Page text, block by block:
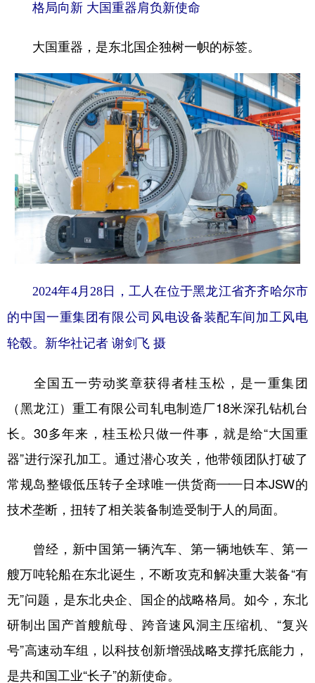
格局向新 大国重器肩负新使命
大国重器，是东北国企独树一帜的标签。
2024年4月28日，工人在位于黑龙江省齐齐哈尔市
的中国一重集团有限公司风电设备装配车间加工风电
轮毂。新华社记者 谢剑飞 摄
全国五一劳动奖章获得者桂玉松，是一重集团
（黑龙江）重工有限公司轧电制造厂18米深孔钻机台
长。30多年来，桂玉松只做一件事，就是给“大国重
器”进行深孔加工。通过潜心攻关，他带领团队打破了
常规岛整锻低压转子全球唯一供货商——日本JSW的
技术垄断，扭转了相关装备制造受制于人的局面。
曾经，新中国第一辆汽车、第一辆地铁车、第一
艘万吨轮船在东北诞生，不断攻克和解决重大装备“有
无”问题，是东北央企、国企的战略格局。如今，东北
研制出国产首艘航母、跨音速风洞主压缩机、“复兴
号”高速动车组，以科技创新增强战略支撑托底能力，
是共和国工业“长子”的新使命。